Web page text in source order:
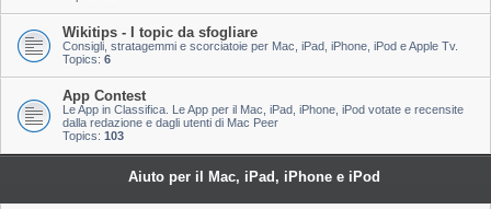
Wikitips - I topic da sfogliare
Consigli, stratagemmi e scorciatoie per Mac, iPad, iPhone, iPod e Apple Tv.
Topics: 6
App Contest
Le App in Classifica. Le App per il Mac, iPad, iPhone, iPod votate e recensite
dalla redazione e dagli utenti di Mac Peer
Topics: 103
Aiuto per il Mac, iPad, iPhone e iPod